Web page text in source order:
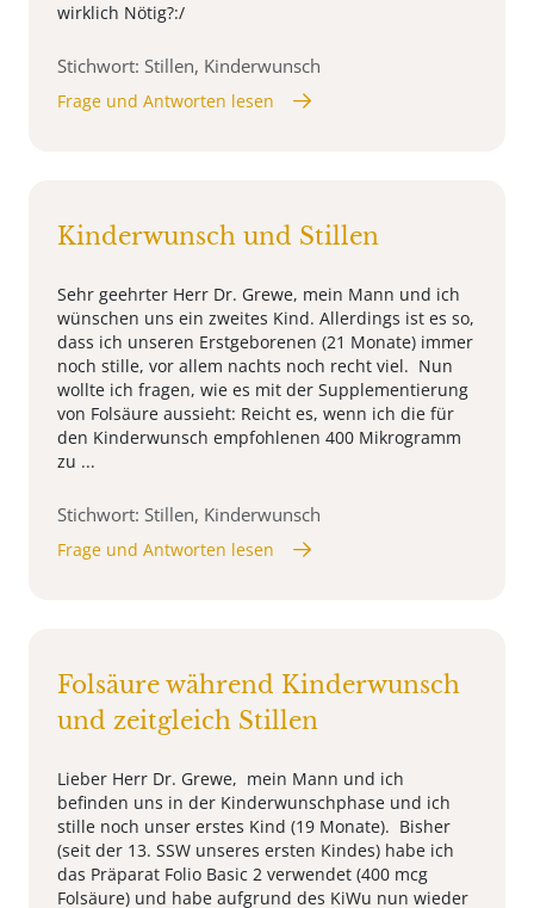
wirklich Nötig?:/
Stichwort: Stillen, Kinderwunsch
Frage und Antworten lesen
Kinderwunsch und Stillen
Sehr geehrter Herr Dr. Grewe, mein Mann und ich
wünschen uns ein zweites Kind. Allerdings ist es so,
dass ich unseren Erstgeborenen (21 Monate) immer
noch stille, vor allem nachts noch recht viel. Nun
wollte ich fragen, wie es mit der Supplementierung
von Folsäure aussieht: Reicht es, wenn ich die für
den Kinderwunsch empfohlenen 400 Mikrogramm
zu ...
Stichwort: Stillen, Kinderwunsch
Frage und Antworten lesen
Folsäure während Kinderwunsch
und zeitgleich Stillen
Lieber Herr Dr. Grewe, mein Mann und ich
befinden uns in der Kinderwunschphase und ich
stille noch unser erstes Kind (19 Monate). Bisher
(seit der 13. SSW unseres ersten Kindes) habe ich
das Präparat Folio Basic 2 verwendet (400 mcg
Folsäure) und habe aufgrund des KiWu nun wieder